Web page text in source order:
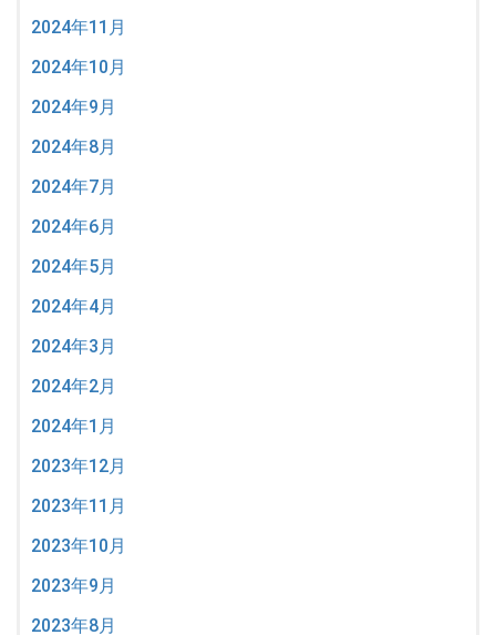
2024年11月
2024年10月
2024年9月
2024年8月
2024年7月
2024年6月
2024年5月
2024年4月
2024年3月
2024年2月
2024年1月
2023年12月
2023年11月
2023年10月
2023年9月
2023年8月